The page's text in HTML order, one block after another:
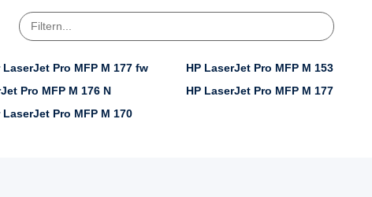
LaserJet Pro MFP M 177 fw HP LaserJet Pro MFP M 153
Pro MFP M 176 N HP LaserJet Pro MFP M 177
LaserJet Pro MFP M 170